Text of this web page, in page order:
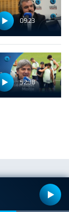
09:23
52:38